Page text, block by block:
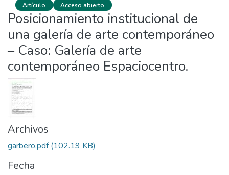
Artículo Acceso abierto
Posicionamiento institucional de
una galería de arte contemporáneo
– Caso: Galería de arte
contemporáneo Espaciocentro.
Archivos
garbero.pdf(102.19 KB)
Fecha